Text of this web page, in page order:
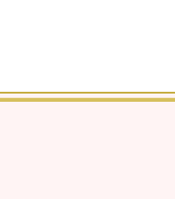
へ